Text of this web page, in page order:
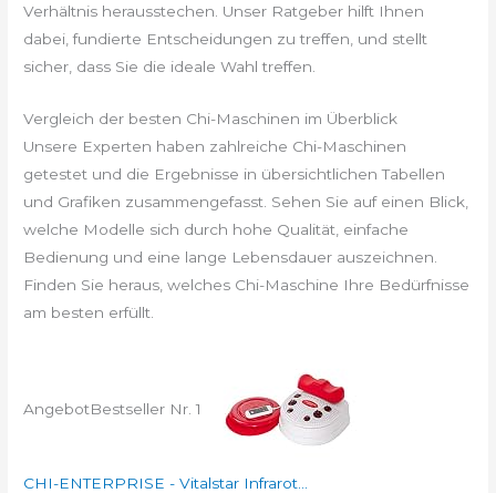
Verhältnis herausstechen. Unser Ratgeber hilft Ihnen
dabei, fundierte Entscheidungen zu treffen, und stellt
sicher, dass Sie die ideale Wahl treffen.
Vergleich der besten Chi-Maschinen im Überblick
Unsere Experten haben zahlreiche Chi-Maschinen
getestet und die Ergebnisse in übersichtlichen Tabellen
und Grafiken zusammengefasst. Sehen Sie auf einen Blick,
welche Modelle sich durch hohe Qualität, einfache
Bedienung und eine lange Lebensdauer auszeichnen.
Finden Sie heraus, welches Chi-Maschine Ihre Bedürfnisse
am besten erfüllt.
AngebotBestseller Nr. 1
CHI-ENTERPRISE - Vitalstar Infrarot...